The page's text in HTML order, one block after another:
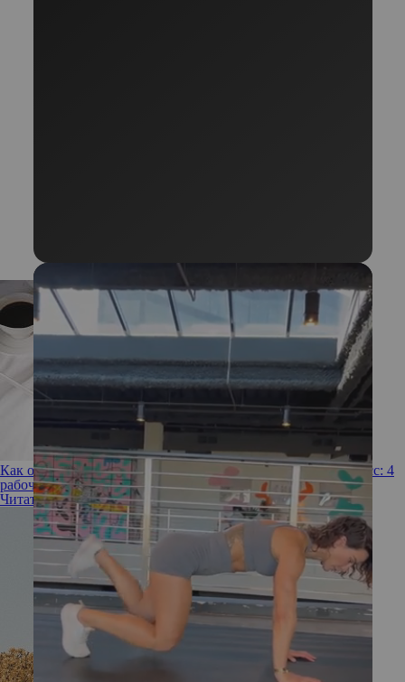
Как отдыхать и высыпаться, если на работе сплошной стресс: 4
рабочих способа
Читать полностью